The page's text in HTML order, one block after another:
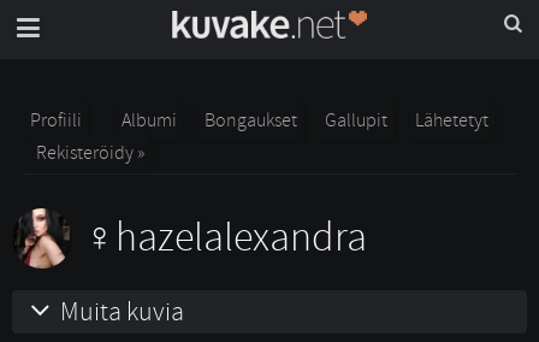
Profiili Albumi Bongaukset Gallupit
Lähetetyt
Rekisteröidy »
hazelalexandra
Muita kuvia